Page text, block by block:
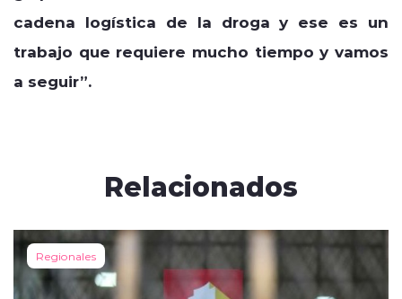
cadena logística de la droga y ese es un
trabajo que requiere mucho tiempo y vamos
a seguir”.
Relacionados
Regionales